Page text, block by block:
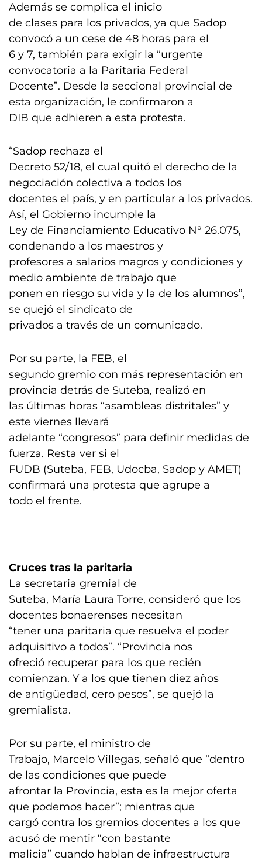
Además se complica el inicio
de clases para los privados, ya que Sadop
convocó a un cese de 48 horas para el
6 y 7, también para exigir la “urgente
convocatoria a la Paritaria Federal
Docente”. Desde la seccional provincial de
esta organización, le confirmaron a
DIB que adhieren a esta protesta.
“Sadop rechaza el
Decreto 52/18, el cual quitó el derecho de la
negociación colectiva a todos los
docentes el país, y en particular a los privados.
Así, el Gobierno incumple la
Ley de Financiamiento Educativo N° 26.075,
condenando a los maestros y
profesores a salarios magros y condiciones y
medio ambiente de trabajo que
ponen en riesgo su vida y la de los alumnos”,
se quejó el sindicato de
privados a través de un comunicado.
Por su parte, la FEB, el
segundo gremio con más representación en
provincia detrás de Suteba, realizó en
las últimas horas “asambleas distritales” y
este viernes llevará
adelante “congresos” para definir medidas de
fuerza. Resta ver si el
FUDB (Suteba, FEB, Udocba, Sadop y AMET)
confirmará una protesta que agrupe a
todo el frente.
Cruces tras la paritaria
La secretaria gremial de
Suteba, María Laura Torre, consideró que los
docentes bonaerenses necesitan
“tener una paritaria que resuelva el poder
adquisitivo a todos”. “Provincia nos
ofreció recuperar para los que recién
comienzan. Y a los que tienen diez años
de antigüedad, cero pesos”, se quejó la
gremialista.
Por su parte, el ministro de
Trabajo, Marcelo Villegas, señaló que “dentro
de las condiciones que puede
afrontar la Provincia, esta es la mejor oferta
que podemos hacer”; mientras que
cargó contra los gremios docentes a los que
acusó de mentir “con bastante
malicia” cuando hablan de infraestructura